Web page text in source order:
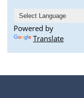
Powered by
Translate